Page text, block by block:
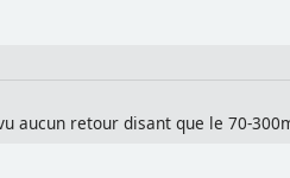
aucun retour disant que le 70-